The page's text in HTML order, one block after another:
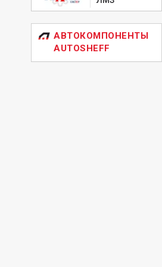
АВТОКОМПОНЕНТЫ
AUTOSHEFF